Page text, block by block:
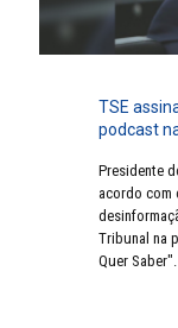
TSE
podcast
Presidente
acordo com
Tribunal na
Quer Saber".